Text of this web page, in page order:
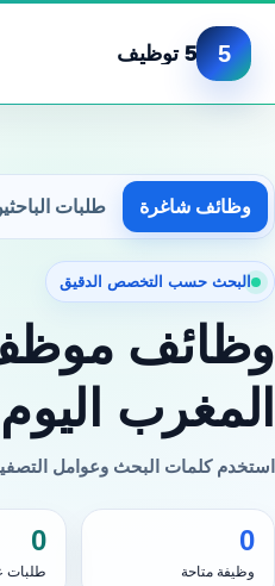
5 5 توظيف
وظائف شاغرة طلبات
البحث حسب التخصص الدقيق
وظائف
المغرب اليوم
استخدم كلمات البحث وعوامل
0
وظيفة متاحة
0
طلبات